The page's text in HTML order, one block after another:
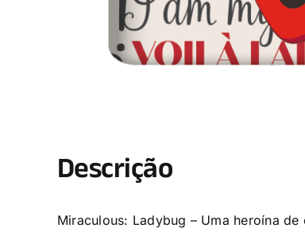
Descrição
Miraculous: Ladybug – Uma heroína